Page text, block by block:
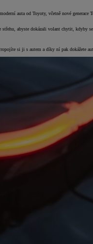
auta od Toyoty, včetně nové
abyste dokázali volant chytit, kdyby se
si ji s autem a díky ní pak dokážete